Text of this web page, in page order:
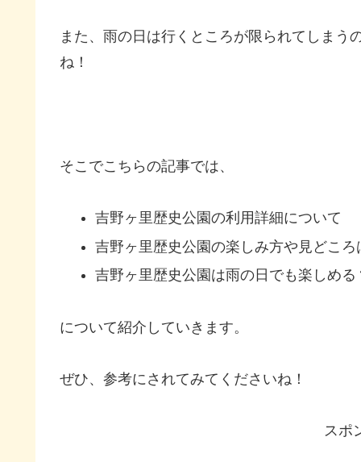
また、雨の日は行くところが限られてしま
ね！
そこでこちらの記事では、
吉野ヶ里歴史公園の利用詳細について
吉野ヶ里歴史公園の楽しみ方や見どころ
吉野ヶ里歴史公園は雨の日でも楽しめる
について紹介していきます。
ぜひ、参考にされてみてくださいね！
スポ